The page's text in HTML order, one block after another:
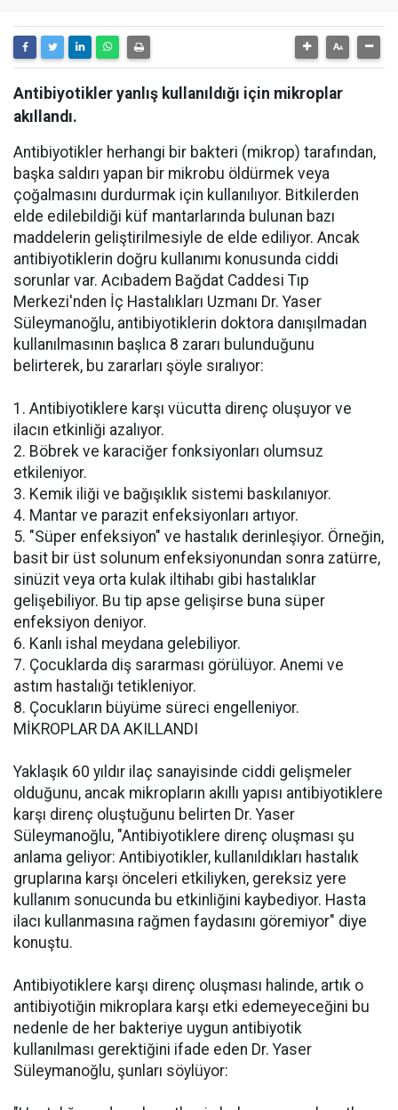
Antibiyotikler yanlış kullanıldığı için mikroplar
akıllandı.
Antibiyotikler herhangi bir bakteri (mikrop) tarafından,
başka saldırı yapan bir mikrobu öldürmek veya
çoğalmasını durdurmak için kullanılıyor. Bitkilerden
elde edilebildiği küf mantarlarında bulunan bazı
maddelerin geliştirilmesiyle de elde ediliyor. Ancak
antibiyotiklerin doğru kullanımı konusunda ciddi
sorunlar var. Acıbadem Bağdat Caddesi Tıp
Merkezi'nden İç Hastalıkları Uzmanı Dr. Yaser
Süleymanoğlu, antibiyotiklerin doktora danışılmadan
kullanılmasının başlıca 8 zararı bulunduğunu
belirterek, bu zararları şöyle sıralıyor:
1. Antibiyotiklere karşı vücutta direnç oluşuyor ve
ilacın etkinliği azalıyor.
2. Böbrek ve karaciğer fonksiyonları olumsuz
etkileniyor.
3. Kemik iliği ve bağışıklık sistemi baskılanıyor.
4. Mantar ve parazit enfeksiyonları artıyor.
5. "Süper enfeksiyon" ve hastalık derinleşiyor. Örneğin,
basit bir üst solunum enfeksiyonundan sonra zatürre,
sinüzit veya orta kulak iltihabı gibi hastalıklar
gelişebiliyor. Bu tip apse gelişirse buna süper
enfeksiyon deniyor.
6. Kanlı ishal meydana gelebiliyor.
7. Çocuklarda diş sararması görülüyor. Anemi ve
astım hastalığı tetikleniyor.
8. Çocukların büyüme süreci engelleniyor.
MİKROPLAR DA AKILLANDI
Yaklaşık 60 yıldır ilaç sanayisinde ciddi gelişmeler
olduğunu, ancak mikropların akıllı yapısı antibiyotiklere
karşı direnç oluştuğunu belirten Dr. Yaser
Süleymanoğlu, "Antibiyotiklere direnç oluşması şu
anlama geliyor: Antibiyotikler, kullanıldıkları hastalık
gruplarına karşı önceleri etkiliyken, gereksiz yere
kullanım sonucunda bu etkinliğini kaybediyor. Hasta
ilacı kullanmasına rağmen faydasını göremiyor" diye
konuştu.
Antibiyotiklere karşı direnç oluşması halinde, artık o
antibiyotiğin mikroplara karşı etki edemeyeceğini bu
nedenle de her bakteriye uygun antibiyotik
kullanılması gerektiğini ifade eden Dr. Yaser
Süleymanoğlu, şunları söylüyor: